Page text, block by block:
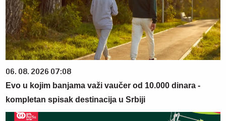
06. 08. 2026 07:08
Evo u kojim banjama važi vaučer od 10.000 dinara -
kompletan spisak destinacija u Srbiji